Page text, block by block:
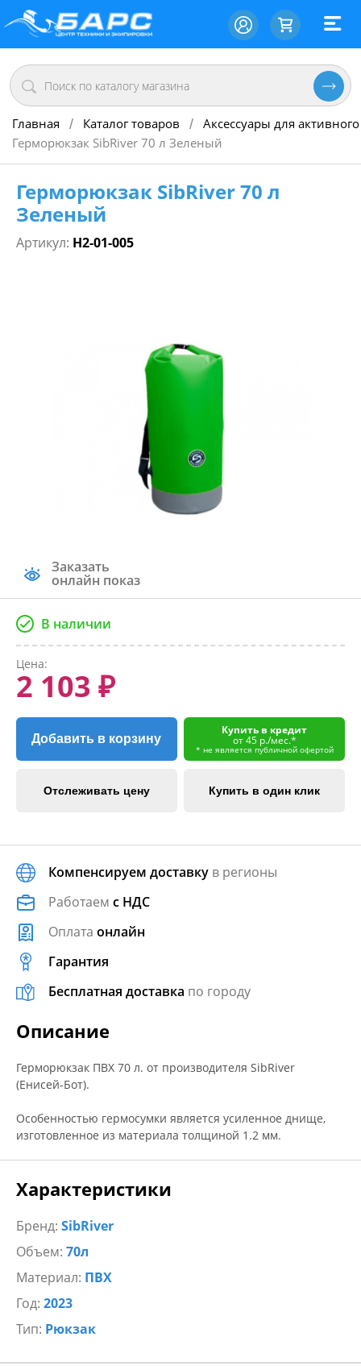
Главная / Каталог товаров / Аксессуары для
Герморюкзак SibRiver 70 л Зеленый
Герморюкзак SibRiver 70 л
Зеленый
Артикул: Н2-01-005
Заказать
онлайн показ
В наличии
Цена:
2 103 ₽
Добавить в корзину
Купить в кредит
от 45 р./мес.*
* не является публичной офертой
Отслеживать цену Купить в один клик
Компенсируем доставку в регионы
Работаем с НДС
Оплата онлайн
Гарантия
Бесплатная доставка по городу
Описание
Герморюкзак ПВХ 70 л. от производителя SibRiver
(Енисей-Бот).
Особенностью гермосумки является усиленное днище,
изготовленное из материала толщиной 1.2 мм.
Характеристики
Бренд: SibRiver
Объем: 70л
Материал: ПВХ
Год: 2023
Тип: Рюкзак